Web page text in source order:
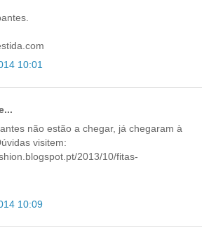
10:01
não estão a chegar, já chegaram à
visitem:
2013/10/fitas-
10:09